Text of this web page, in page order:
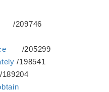
/205299
/198541